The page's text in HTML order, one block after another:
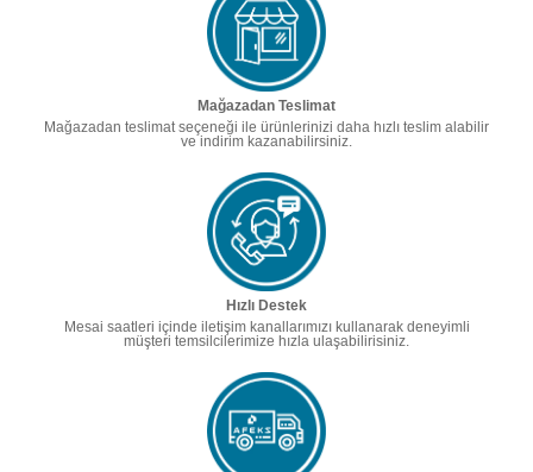
Mağazadan Teslimat
Mağazadan teslimat seçeneği ile ürünlerinizi daha hızlı teslim alabilir
ve indirim kazanabilirsiniz.
Hızlı Destek
Mesai saatleri içinde iletişim kanallarımızı kullanarak deneyimli
müşteri temsilcilerimize hızla ulaşabilirisiniz.